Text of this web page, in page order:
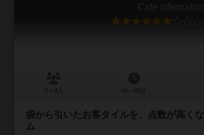
Cafe
袋から引いたお客タイルを、点数が高く
ム